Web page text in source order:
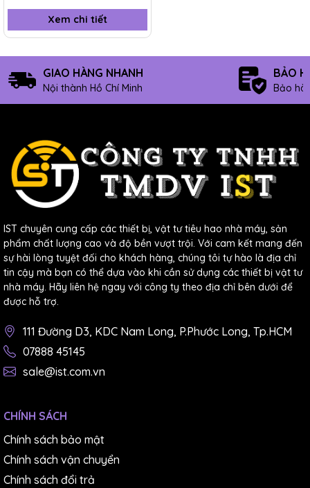
Xem chi tiết
GIAO HÀNG NHANH
Nội thành Hồ Chí Minh
BẢO
Bảo
IST chuyên cung cấp các thiết bị, vật tư tiêu hao nhà máy, sản
phẩm chất lượng cao và độ bền vượt trội. Với cam kết mang đến
sự hài lòng tuyệt đối cho khách hàng, chúng tôi tự hào là địa chỉ
tin cậy mà bạn có thể dựa vào khi cần sử dụng các thiết bị vật tư
nhà máy. Hãy liên hệ ngay với công ty theo địa chỉ bên dưới để
được hỗ trợ.
111 Đường D3, KDC Nam Long, P.Phước Long, Tp.HCM
07888 45145
sale@ist.com.vn
CHÍNH SÁCH
Chính sách bảo mật
Chính sách vận chuyển
Chính sách đổi trả